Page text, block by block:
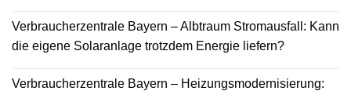
Verbraucherzentrale Bayern – Albtraum Stromausfall: Kann
die eigene Solaranlage trotzdem Energie liefern?
Verbraucherzentrale Bayern – Heizungsmodernisierung: